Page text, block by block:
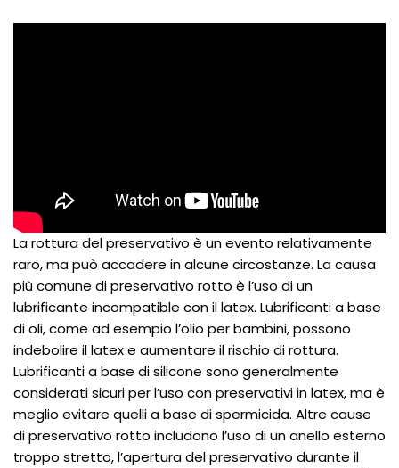
La rottura del preservativo è un evento relativamente
raro, ma può accadere in alcune circostanze. La causa
più comune di preservativo rotto è l’uso di un
lubrificante incompatible con il latex. Lubrificanti a base
di oli, come ad esempio l’olio per bambini, possono
indebolire il latex e aumentare il rischio di rottura.
Lubrificanti a base di silicone sono generalmente
considerati sicuri per l’uso con preservativi in latex, ma è
meglio evitare quelli a base di spermicida. Altre cause
di preservativo rotto includono l’uso di un anello esterno
troppo stretto, l’apertura del preservativo durante il